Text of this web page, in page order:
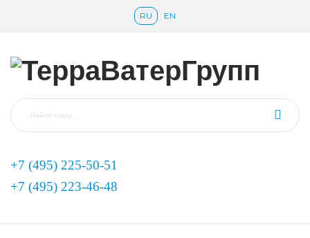
RU EN
+7 (495) 225-50-51
+7 (495) 223-46-48